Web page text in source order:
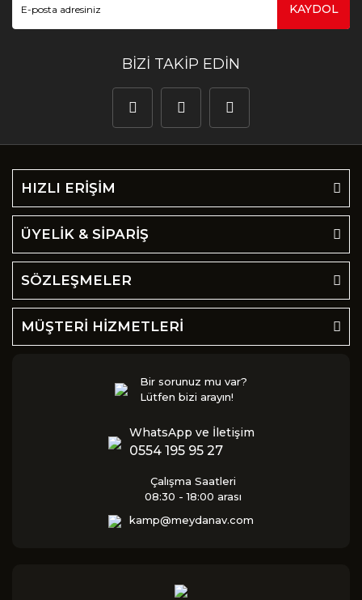
KAYDOL
BİZİ TAKİP EDİN
HIZLI ERİŞİM
ÜYELİK & SİPARİŞ
SÖZLEŞMELER
MÜŞTERİ HİZMETLERİ
Bir sorunuz mu var?
Lütfen bizi arayın!
WhatsApp ve İletişim
0554 195 95 27
Çalışma Saatleri
08:30 - 18:00 arası
kamp@meydanav.com